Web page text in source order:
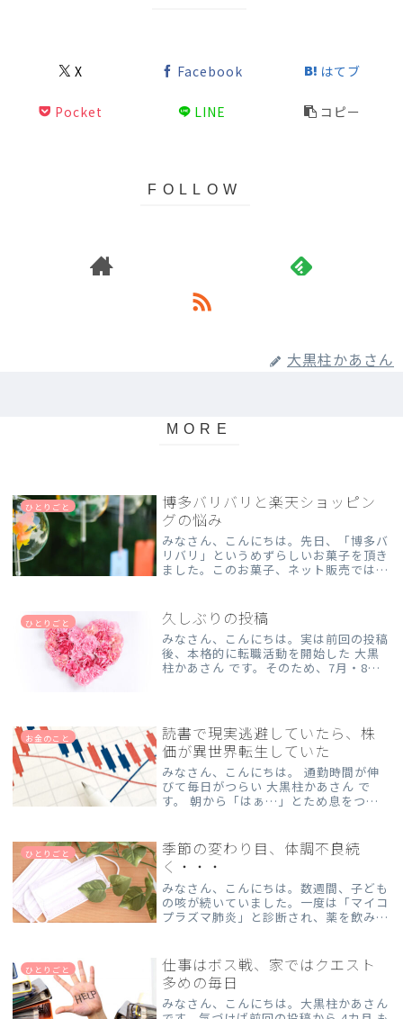
X Facebook はてブ
Pocket LINE コピー
大黒柱かあさん
ひとりごと
博多バリバリと楽天ショッピン
グの悩み
みなさん、こんにちは。先日、「博多バ
リバリ」というめずらしいお菓子を頂き
ました。このお菓子、ネット販売ではす
冷やしてもしっとりせず、バリバリと噛
み応えのある食感がちゃん...
ひとりごと 久しぶりの投稿
みなさん、こんにちは。実は前回の投稿
後、本格的に転職活動を開始した 大黒
柱かあさん です。そのため、7月・8月
ことを残しておこうと...
お金のこと
読書で現実逃避していたら、株
価が異世界転生していた
みなさん、こんにちは。 通勤時間が伸
びて毎日がつらい 大黒柱かあさん で
す。 朝から「はぁ…」とため息をつき
しみができました。 それは 読書タイ
ム。私が使っている地下鉄...
ひとりごと
季節の変わり目、体調不良続
く・・・
みなさん、こんにちは。数週間、子ども
の咳が続いていました。一度は「マイコ
プラズマ肺炎」と診断され、薬を飲み始
マイコプラズマなら抗生剤が効くはずな
ので、違う可能性がある」...
ひとりごと
仕事はボス戦、家ではクエスト
多めの毎日
みなさん、こんにちは。大黒柱かあさん